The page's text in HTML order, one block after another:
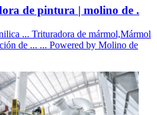
de pintura | molino de .
... Trituradora de mármol,Mármol
de ... ... Powered by Molino de